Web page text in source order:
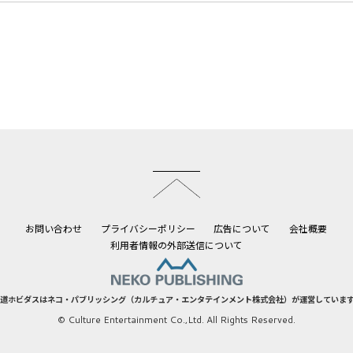
お問い合わせ プライバシーポリシー 広告について
会社概要
利用者情報の外部送信について
ホビダスはネコ・パブリッシング（カルチュア・エンタテインメント株式会社）が運営していま
© Culture Entertainment Co.,Ltd. All Rights Reserved.